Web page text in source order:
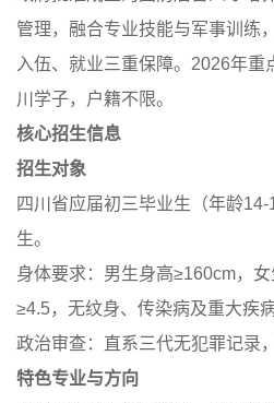
管理，融合专业技能与军事训练
入伍、就业三重保障。2026年重
川学子，户籍不限。
核心招生信息
招生对象
四川省应届初三毕业生（年龄
生。
身体要求：男生身高≥160cm，
≥4.5，无纹身、传染病及重大疾病
政治审查：直系三代无犯罪记录
特色专业与方向